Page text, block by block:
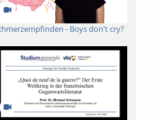
- Boys don't cry?